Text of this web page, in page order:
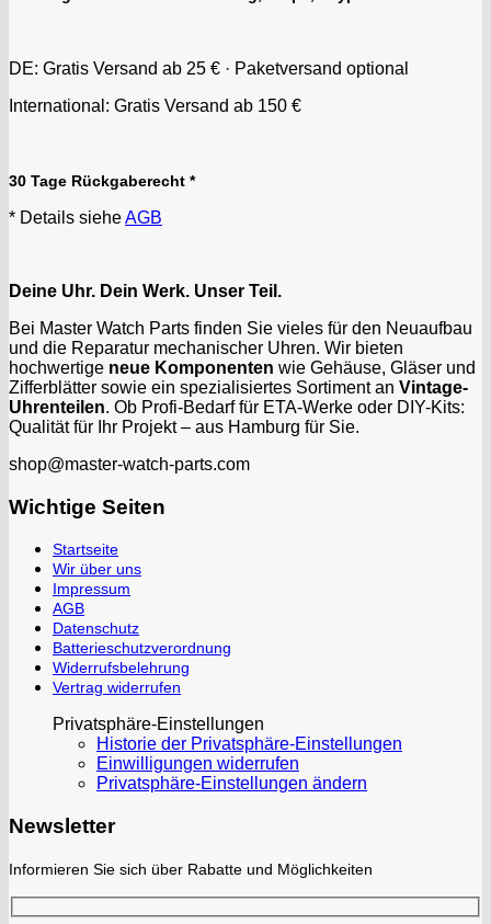
DE: Gratis Versand ab 25 € · Paketversand optional
International: Gratis Versand ab 150 €
30 Tage Rückgaberecht *
* Details sieheAGB
Deine Uhr. Dein Werk. Unser Teil.
Bei Master Watch Parts finden Sie vieles für den Neuaufbau
und die Reparatur mechanischer Uhren. Wir bieten
hochwertige neue Komponenten wie Gehäuse, Gläser und
Zifferblätter sowie ein spezialisiertes Sortiment an Vintage-
Uhrenteilen. Ob Profi-Bedarf für ETA-Werke oder DIY-Kits:
Qualität für Ihr Projekt – aus Hamburg für Sie.
shop@master-watch-parts.com
Wichtige Seiten
Startseite
Wir über uns
Impressum
AGB
Datenschutz
Batterieschutzverordnung
Widerrufsbelehrung
Vertrag widerrufen
Privatsphäre-Einstellungen
Historie der Privatsphäre-Einstellungen
Einwilligungen widerrufen
Privatsphäre-Einstellungen ändern
Newsletter
Informieren Sie sich über Rabatte und Möglichkeiten